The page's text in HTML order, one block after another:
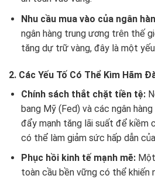
Nhu cầu mua vào của ngân
ngân hàng trung ương trên thế
tăng dự trữ vàng, đây là một
2. Các Yếu Tố Có Thể Kìm Hãm
Chính sách thắt chặt tiền tệ:
bang Mỹ (Fed) và các ngân
đẩy mạnh tăng lãi suất để kiềm
có thể làm giảm sức hấp dẫn
Phục hồi kinh tế mạnh mẽ:Một
toàn cầu bền vững có thể khiến